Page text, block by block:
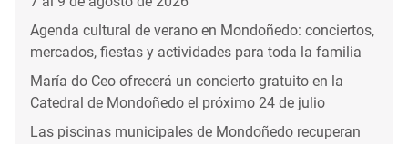
Agenda cultural de verano en Mondoñedo: conciertos,
mercados, fiestas y actividades para toda la familia
María do Ceo ofrecerá un concierto gratuito en la
Catedral de Mondoñedo el próximo 24 de julio
Las piscinas municipales de Mondoñedo recuperan